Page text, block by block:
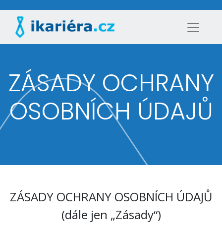
ZÁSADY OCHRANY
OSOBNÍCH ÚDAJŮ
ZÁSADY OCHRANY OSOBNÍCH ÚDAJŮ
(dále jen „Zásady“)